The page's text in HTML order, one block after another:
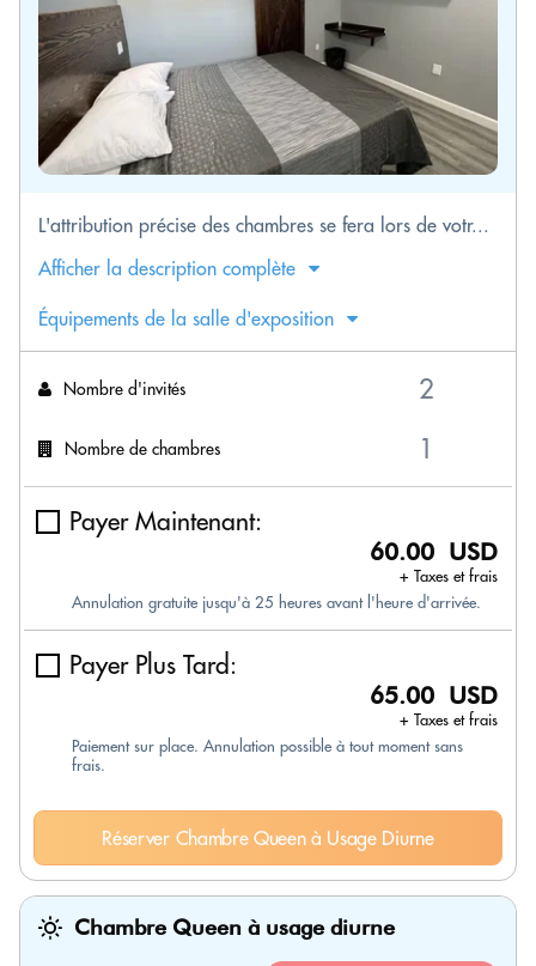
L'attribution précise des chambres se fera lors de votr...
Afficher la description complète
Équipements de la salle d'exposition
Nombre d'invités
Nombre de chambres
Payer Maintenant:
60.00 USD
+ Taxes et frais
Annulation gratuite jusqu'à 25 heures avant l'heure d'arrivée.
Payer Plus Tard:
65.00 USD
+ Taxes et frais
Paiement sur place. Annulation possible à tout moment sans
frais.
Réserver Chambre Queen à Usage Diurne
Chambre Queen à usage diurne